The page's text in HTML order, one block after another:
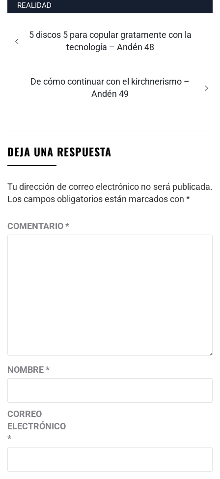
REALIDAD
entradas
Entrada
5 discos 5 para copular gratamente con la
tecnología – Andén 48
Entrada
De cómo continuar con el kirchnerismo –
Andén 49
DEJA UNA RESPUESTA
Tu dirección de correo electrónico no será publicada.
Los campos obligatorios están marcados con *
COMENTARIO*
NOMBRE*
CORREO
ELECTRÓNICO
*